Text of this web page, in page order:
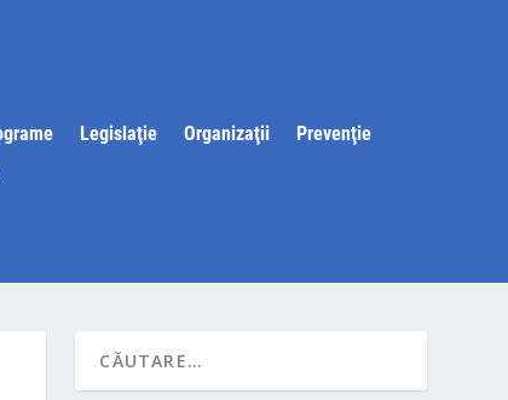
Legislaţie Organizaţii
Prevenţie